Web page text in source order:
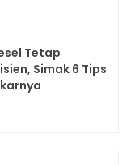
Tetap
Simak 6 Tips